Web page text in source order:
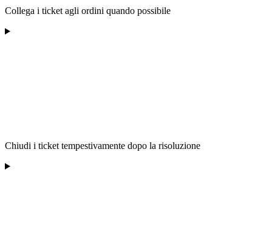
Collega i ticket agli ordini quando possibile
Chiudi i ticket tempestivamente dopo la risoluzione